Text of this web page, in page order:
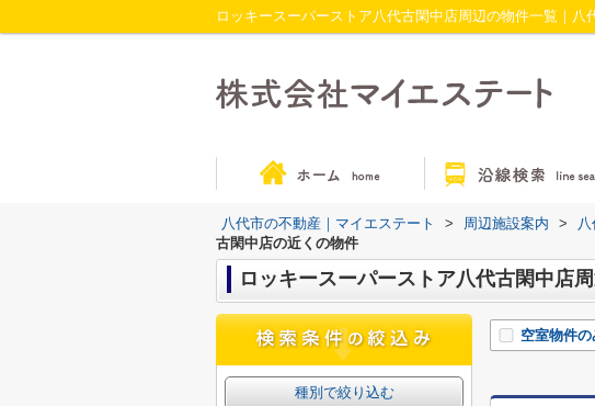
ロッキースーパーストア八代古閑中店周辺の物件一覧｜八
八代市の不動産｜マイエステート > 周辺施設案内 > 八
古閑中店の近くの物件
ロッキースーパーストア八代古閑中店
空室物件
種別で絞り込む